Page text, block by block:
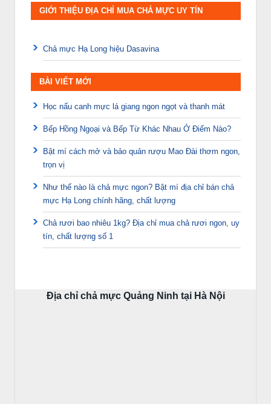
GIỚI THIỆU ĐỊA CHỈ MUA CHẢ MỰC UY TÍN
Chả mực Hạ Long hiệu Dasavina
BÀI VIẾT MỚI
Học nấu canh mực lá giang ngon ngọt và thanh mát
Bếp Hồng Ngoại và Bếp Từ Khác Nhau Ở Điểm Nào?
Bật mí cách mở và bảo quản rượu Mao Đài thơm ngon,
trọn vị
Như thế nào là chả mực ngon? Bật mí địa chỉ bán chả
mực Hạ Long chính hãng, chất lượng
Chả rươi bao nhiêu 1kg? Địa chỉ mua chả rươi ngon, uy
tín, chất lượng số 1
Địa chỉ chả mực Quảng Ninh tại Hà Nội